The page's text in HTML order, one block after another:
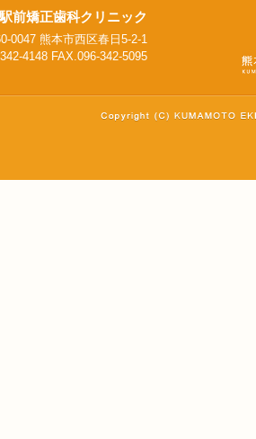
前矯正歯科クリニック
0047 熊本市西区春日5-2-1
4148 FAX.096-342-5095